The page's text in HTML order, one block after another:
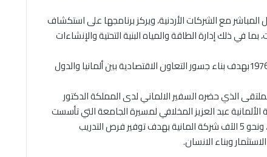
مع الشركات الأردنية، ويركز برنامجها على استكشاف
ذلك إدارة الطاقة والمياه البنية التحتية والإنشاءات
يذكر ان غرفة التجارة والصناعة العربية الألمانية تأسست عام 1976بهدف بناء جسور التعاون الاقتصادية بين ألمانيا والدول
الذي حضره السفير الالماني لدى المملكة الدكتور
عبد العزيز المخلافي لمسيرة الجامعة التي تأسست
قبل 20 عاما، ولديها اليوم شراكات مع العديد من الجامعات، ونحو 5 الآف شركة المانية بهدف توفير فرص التدريب
وبناء الانسان.